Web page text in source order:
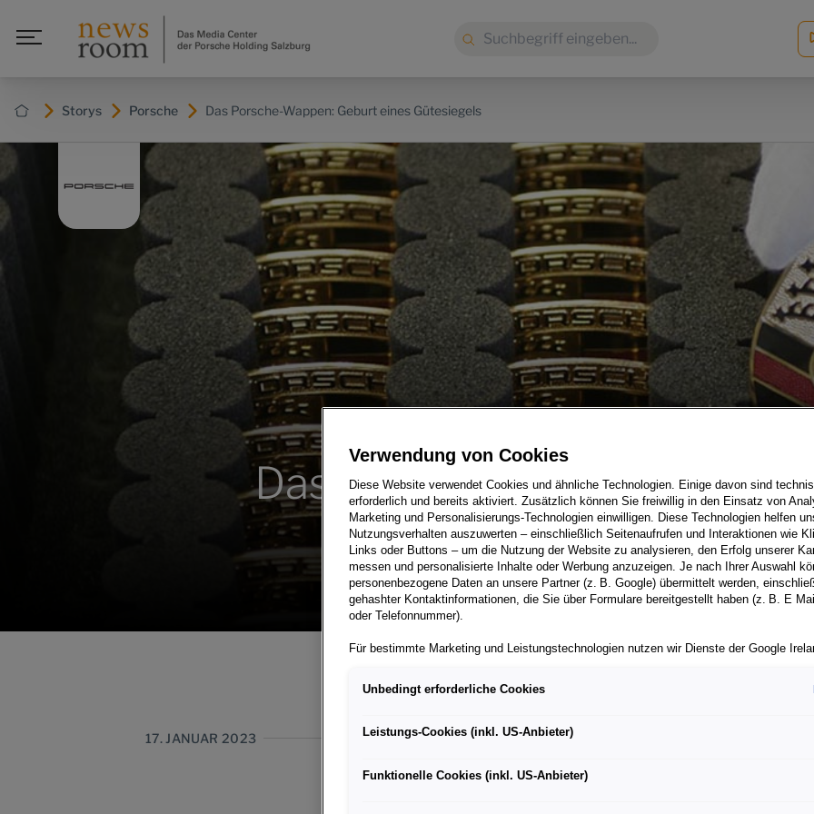
Storys Porsche Das Porsche-Wappen: Geburt eines Gütesiegels
Suche:
Das Porsche-Wappen:
Gütesiegels
17. JANUAR 2023
Verwendung von Cookies
Diese Website verwendet Cookies und ähnliche Technologien. Einige davon sind
erforderlich und bereits aktiviert. Zusätzlich können Sie freiwillig in den Einsatz von
Marketing und Personalisierungs-Technologien einwilligen. Diese Technologien helfen
Nutzungsverhalten auszuwerten – einschließlich Seitenaufrufen und Interaktionen wie
Links oder Buttons – um die Nutzung der Website zu analysieren, den Erfolg unserer
messen und personalisierte Inhalte oder Werbung anzuzeigen. Je nach Ihrer Auswahl
personenbezogene Daten an unsere Partner (z. B. Google) übermittelt werden,
gehashter Kontaktinformationen, die Sie über Formulare bereitgestellt haben (z. B. E
oder Telefonnummer).
Für bestimmte Marketing und Leistungstechnologien nutzen wir Dienste der Google
der EU gleichwertiges Datenschutzniveau; staatliche Zugriffe und eingeschränkte
Rechtsschutzmöglichkeiten können nicht ausgeschlossen werden. Die Übermittlung
Wenn Sie über einen personalisierten Link auf unsere Website gelangen und Marketing
Interaktionen von dem Ihnen zugeordneten Händler bzw. im Falle eines Porsche
Unbedingt erforderliche Cookies
Leistungs-Cookies (inkl. US-Anbieter)
Funktionelle Cookies (inkl. US-Anbieter)